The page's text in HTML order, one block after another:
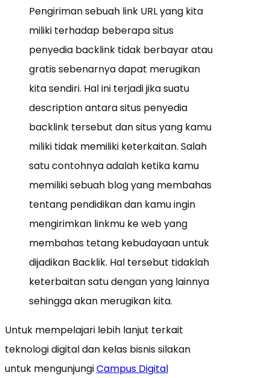
Pengiriman sebuah link URL yang kita
miliki terhadap beberapa situs
penyedia backlink tidak berbayar atau
gratis sebenarnya dapat merugikan
kita sendiri. Hal ini terjadi jika suatu
description antara situs penyedia
backlink tersebut dan situs yang kamu
miliki tidak memiliki keterkaitan. Salah
satu contohnya adalah ketika kamu
memiliki sebuah blog yang membahas
tentang pendidikan dan kamu ingin
mengirimkan linkmu ke web yang
membahas tetang kebudayaan untuk
dijadikan Backlik. Hal tersebut tidaklah
keterbaitan satu dengan yang lainnya
sehingga akan merugikan kita.
Untuk mempelajari lebih lanjut terkait
teknologi digital dan kelas bisnis silakan
untuk mengunjungiCampus Digital